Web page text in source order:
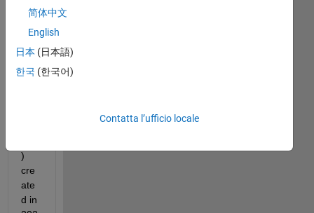
hav
e a
.md
)
cre
ate
d in
简体中文
English
日本 (日本語)
한국 (한국어)
Contatta l’ufficio locale